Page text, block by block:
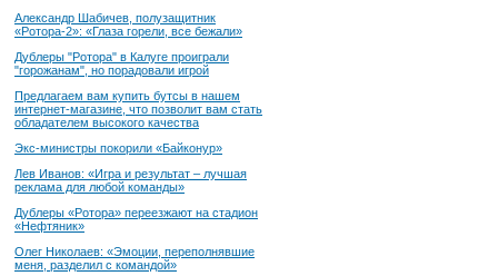
Александр Шабичев, полузащитник
«Ротора-2»: «Глаза горели, все бежали»
Дублеры "Ротора" в Калуге проиграли
"горожанам", но порадовали игрой
Предлагаем вам купить бутсы в нашем
интернет-магазине, что позволит вам стать
обладателем высокого качества
Экс-министры покорили «Байконур»
Лев Иванов: «Игра и результат – лучшая
реклама для любой команды»
Дублеры «Ротора» переезжают на стадион
«Нефтяник»
Олег Николаев: «Эмоции, переполнявшие
меня, разделил с командой»